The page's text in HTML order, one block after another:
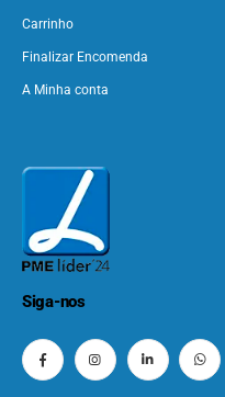
Carrinho
Finalizar Encomenda
A Minha conta
Siga-nos